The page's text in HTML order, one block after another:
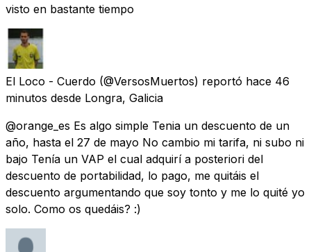
visto en bastante tiempo
El Loco - Cuerdo (@VersosMuertos) reportó hace 46
minutos desde Longra, Galicia
@orange_es Es algo simple Tenia un descuento de un
año, hasta el 27 de mayo No cambio mi tarifa, ni subo ni
bajo Tenía un VAP el cual adquirí a posteriori del
descuento de portabilidad, lo pago, me quitáis el
descuento argumentando que soy tonto y me lo quité yo
solo. Como os quedáis? :)